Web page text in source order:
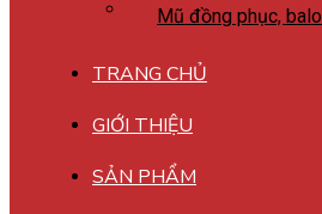
Mũ đồng phục, balo
TRANG CHỦ
GIỚI THIỆU
SẢN PHẨM